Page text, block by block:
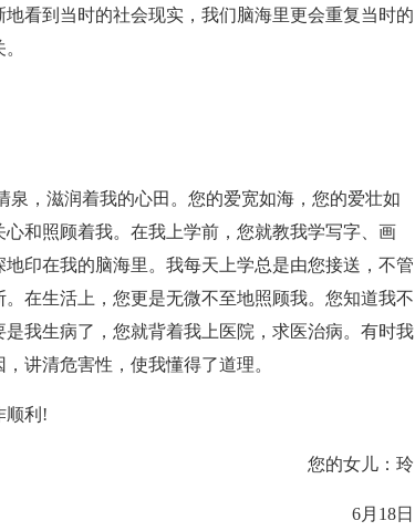
看到当时的社会现实，我们脑海里更会重复当时的
，滋润着我的心田。您的爱宽如海，您的爱壮如
和照顾着我。在我上学前，您就教我学写字、画
印在我的脑海里。我每天上学总是由您接送，不管
在生活上，您更是无微不至地照顾我。您知道我不
我生病了，您就背着我上医院，求医治病。有时我
讲清危害性，使我懂得了道理。
顺利!
您的女儿：玲
6月18日